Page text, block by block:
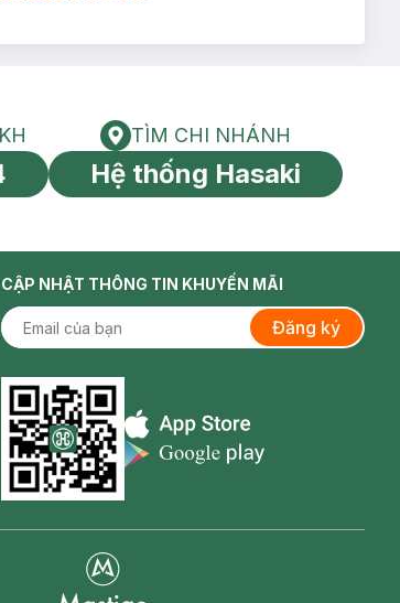
CSKH Tìm chi nhánh
TÌM CHI NHÁNH
Hệ thống Hasaki
CẬP NHẬT THÔNG TIN KHUYẾN MÃI
Đăng ký
Appstore icon